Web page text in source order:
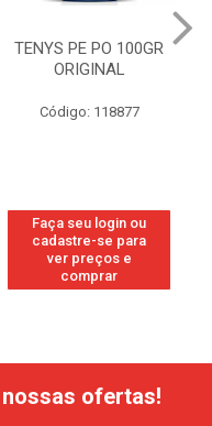
TENYS PE PO 100GR
ORIGINAL
Código: 118877
Faça seu login ou
cadastre-se para
ver preços e
comprar
ofertas!